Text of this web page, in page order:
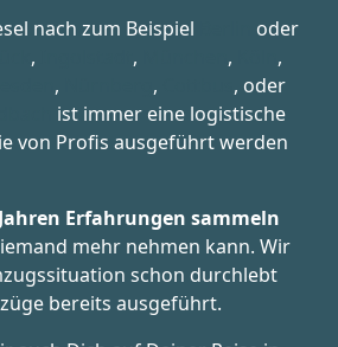
nach zum Beispiel
oder
, , ,
,
, ,
, oder
ist immer eine logistische
von Profis ausgeführt werden
Erfahrungen sammeln
mehr nehmen kann. Wir
schon durchlebt
bereits ausgeführt.